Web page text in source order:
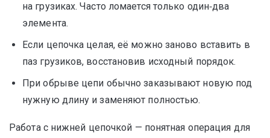
на грузиках. Часто ломается только один‑два
элемента.
Если цепочка целая, её можно заново вставить в
паз грузиков, восстановив исходный порядок.
При обрыве цепи обычно заказывают новую под
нужную длину и заменяют полностью.
Работа с нижней цепочкой — понятная операция для